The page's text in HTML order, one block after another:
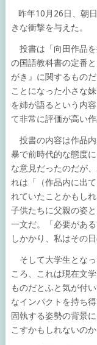
昨年10月26日、朝
きな衝撃を与えた。
投書は「向田作品を
の国語教科書の定番
がき』に関するもの
ことになった小さな
を姉が語るという内
て非常に評価が高い作
投書の内容は作品内
暴で前時代的な態度
な意見だったのだが
れは「（作品内に出
れていたことかもし
子供たちに父親の姿
一文だ。「必要があ
しかかり、私はその
そして大学生となっ
ころ、これは現在文
ものだとふと気が付
なインパクトを持ち
固執する姿勢の背景
こすかもしれないの